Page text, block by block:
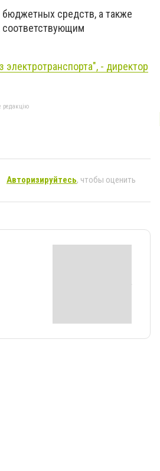
средств, а также
соответствующим
- директор
редакцію
Авторизируйтесь, чтобы оценить